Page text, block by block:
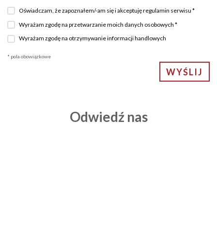
Oświadczam, że zapoznałem/-am się i akceptuję regulamin serwisu *
Wyrażam zgodę na przetwarzanie moich danych osobowych *
Wyrażam zgodę na otrzymywanie informacji handlowych
* pola obowiązkowe
Odwiedź nas